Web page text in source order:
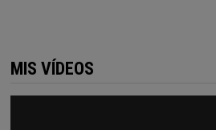
MIS VÍDEOS